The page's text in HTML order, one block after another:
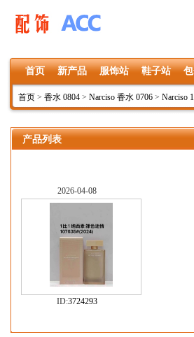
首页 新产品 服饰站 鞋子站
首页 > 香水 0804 > Narciso 香水 0706 > Narciso
产品列表
2026-04-08
ID:3724293